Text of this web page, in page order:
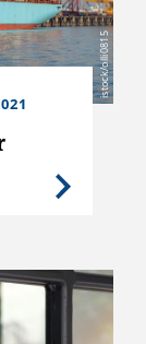
istock/olli0815